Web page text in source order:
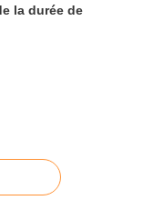
la durée de